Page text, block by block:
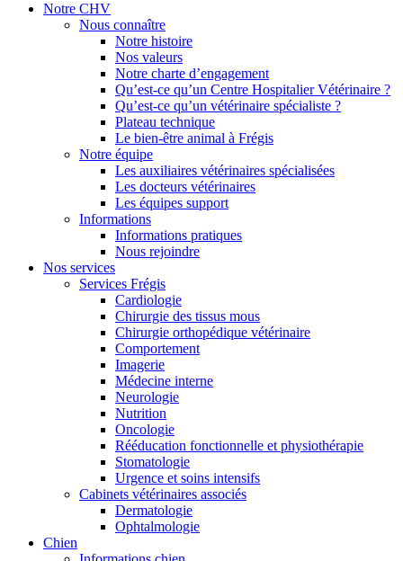
Notre CHV
Nous connaître
Notre histoire
Nos valeurs
Notre charte d’engagement
Qu’est-ce qu’un Centre Hospitalier Vétérinaire ?
Qu’est-ce qu’un vétérinaire spécialiste ?
Plateau technique
Le bien-être animal à Frégis
Notre équipe
Les auxiliaires vétérinaires spécialisées
Les docteurs vétérinaires
Les équipes support
Informations
Informations pratiques
Nous rejoindre
Nos services
Services Frégis
Cardiologie
Chirurgie des tissus mous
Chirurgie orthopédique vétérinaire
Comportement
Imagerie
Médecine interne
Neurologie
Nutrition
Oncologie
Rééducation fonctionnelle et physiothérapie
Stomatologie
Urgence et soins intensifs
Cabinets vétérinaires associés
Dermatologie
Ophtalmologie
Chien